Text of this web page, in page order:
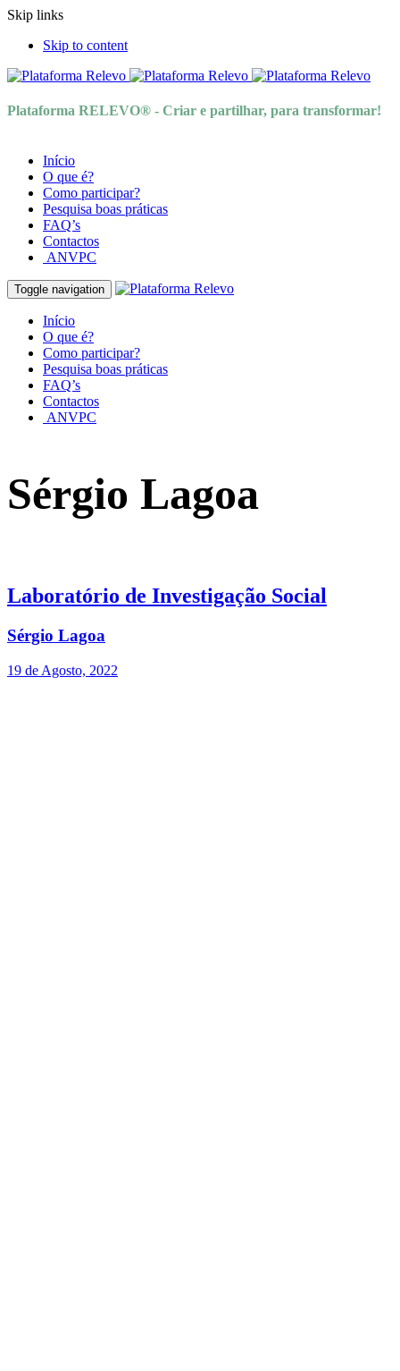
Skip links
Skip to content
Plataforma RELEVO® - Criar e partilhar, para transformar!
Início
O que é?
Como participar?
Pesquisa boas práticas
FAQ’s
Contactos
ANVPC
Toggle navigation
Início
O que é?
Como participar?
Pesquisa boas práticas
FAQ’s
Contactos
ANVPC
Sérgio Lagoa
Laboratório de Investigação Social
Sérgio Lagoa
19 de Agosto, 2022